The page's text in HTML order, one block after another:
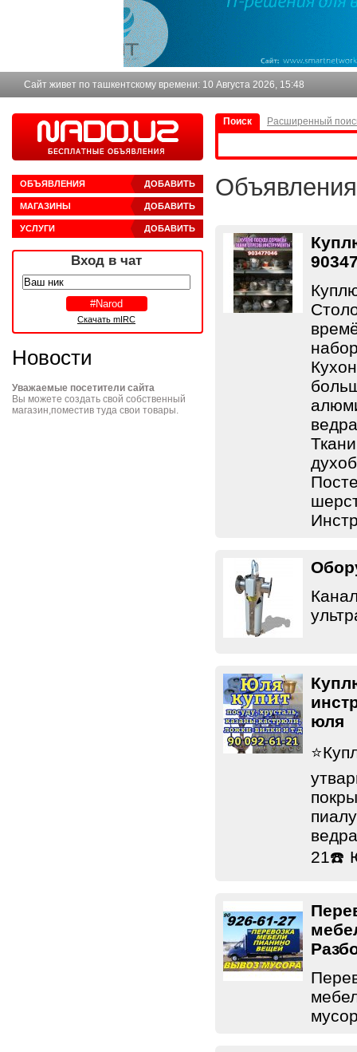
Сайт живет по ташкентскому времени: 10 Августа 2026, 15:48
ДОБАВИТЬ
ОБЪЯВЛЕНИЯ
ДОБАВИТЬ
МАГАЗИНЫ
ДОБАВИТЬ
УСЛУГИ
Вход в чат
Скачать mIRC
Новости
Уважаемые посетители сайта
Вы можете создать свой собственный
магазин,поместив туда свои товары.
Поиск Расширенный
Объявления
юля
21☎️